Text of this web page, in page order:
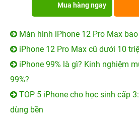
Mua hàng ngay
Màn hình iPhone 12 Pro Max
iPhone 12 Pro Max cũ dưới 10
iPhone 99% là gì? Kinh nghiệm
99%?
TOP 5 iPhone cho học sinh cấp
dùng bền